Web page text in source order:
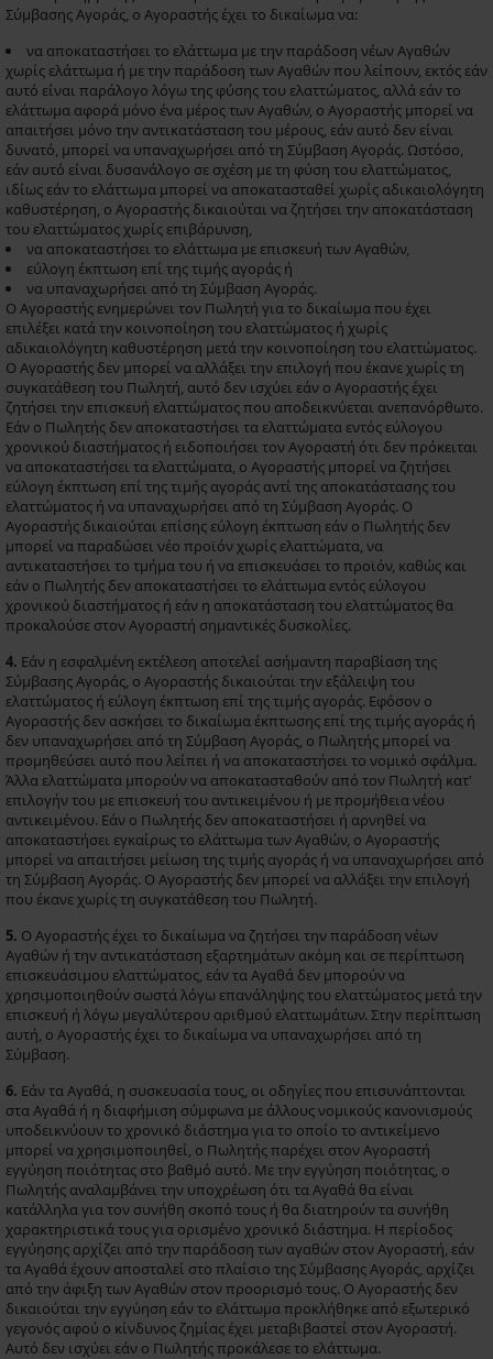
Σύμβασης Αγοράς, ο Αγοραστής έχει το δικαίωμα να:
να αποκαταστήσει το ελάττωμα με την παράδοση νέων Αγαθών
χωρίς ελάττωμα ή με την παράδοση των Αγαθών που λείπουν, εκτός εάν
αυτό είναι παράλογο λόγω της φύσης του ελαττώματος, αλλά εάν το
ελάττωμα αφορά μόνο ένα μέρος των Αγαθών, ο Αγοραστής μπορεί να
απαιτήσει μόνο την αντικατάσταση του μέρους, εάν αυτό δεν είναι
δυνατό, μπορεί να υπαναχωρήσει από τη Σύμβαση Αγοράς. Ωστόσο,
εάν αυτό είναι δυσανάλογο σε σχέση με τη φύση του ελαττώματος,
ιδίως εάν το ελάττωμα μπορεί να αποκατασταθεί χωρίς αδικαιολόγητη
καθυστέρηση, ο Αγοραστής δικαιούται να ζητήσει την αποκατάσταση
του ελαττώματος χωρίς επιβάρυνση,
να αποκαταστήσει το ελάττωμα με επισκευή των Αγαθών,
εύλογη έκπτωση επί της τιμής αγοράς ή
να υπαναχωρήσει από τη Σύμβαση Αγοράς.
Ο Αγοραστής ενημερώνει τον Πωλητή για το δικαίωμα που έχει
επιλέξει κατά την κοινοποίηση του ελαττώματος ή χωρίς
αδικαιολόγητη καθυστέρηση μετά την κοινοποίηση του ελαττώματος.
Ο Αγοραστής δεν μπορεί να αλλάξει την επιλογή που έκανε χωρίς τη
συγκατάθεση του Πωλητή, αυτό δεν ισχύει εάν ο Αγοραστής έχει
ζητήσει την επισκευή ελαττώματος που αποδεικνύεται ανεπανόρθωτο.
Εάν ο Πωλητής δεν αποκαταστήσει τα ελαττώματα εντός εύλογου
χρονικού διαστήματος ή ειδοποιήσει τον Αγοραστή ότι δεν πρόκειται
να αποκαταστήσει τα ελαττώματα, ο Αγοραστής μπορεί να ζητήσει
εύλογη έκπτωση επί της τιμής αγοράς αντί της αποκατάστασης του
ελαττώματος ή να υπαναχωρήσει από τη Σύμβαση Αγοράς. Ο
Αγοραστής δικαιούται επίσης εύλογη έκπτωση εάν ο Πωλητής δεν
μπορεί να παραδώσει νέο προϊόν χωρίς ελαττώματα, να
αντικαταστήσει το τμήμα του ή να επισκευάσει το προϊόν, καθώς και
εάν ο Πωλητής δεν αποκαταστήσει το ελάττωμα εντός εύλογου
χρονικού διαστήματος ή εάν η αποκατάσταση του ελαττώματος θα
προκαλούσε στον Αγοραστή σημαντικές δυσκολίες.
4. Εάν η εσφαλμένη εκτέλεση αποτελεί ασήμαντη παραβίαση της
Σύμβασης Αγοράς, ο Αγοραστής δικαιούται την εξάλειψη του
ελαττώματος ή εύλογη έκπτωση επί της τιμής αγοράς. Εφόσον ο
Αγοραστής δεν ασκήσει το δικαίωμα έκπτωσης επί της τιμής αγοράς ή
δεν υπαναχωρήσει από τη Σύμβαση Αγοράς, ο Πωλητής μπορεί να
προμηθεύσει αυτό που λείπει ή να αποκαταστήσει το νομικό σφάλμα.
Άλλα ελαττώματα μπορούν να αποκατασταθούν από τον Πωλητή κατ'
επιλογήν του με επισκευή του αντικειμένου ή με προμήθεια νέου
αντικειμένου. Εάν ο Πωλητής δεν αποκαταστήσει ή αρνηθεί να
αποκαταστήσει εγκαίρως το ελάττωμα των Αγαθών, ο Αγοραστής
μπορεί να απαιτήσει μείωση της τιμής αγοράς ή να υπαναχωρήσει από
τη Σύμβαση Αγοράς. Ο Αγοραστής δεν μπορεί να αλλάξει την επιλογή
που έκανε χωρίς τη συγκατάθεση του Πωλητή.
5. Ο Αγοραστής έχει το δικαίωμα να ζητήσει την παράδοση νέων
Αγαθών ή την αντικατάσταση εξαρτημάτων ακόμη και σε περίπτωση
επισκευάσιμου ελαττώματος, εάν τα Αγαθά δεν μπορούν να
χρησιμοποιηθούν σωστά λόγω επανάληψης του ελαττώματος μετά την
επισκευή ή λόγω μεγαλύτερου αριθμού ελαττωμάτων. Στην περίπτωση
αυτή, ο Αγοραστής έχει το δικαίωμα να υπαναχωρήσει από τη
Σύμβαση.
6. Εάν τα Αγαθά, η συσκευασία τους, οι οδηγίες που επισυνάπτονται
στα Αγαθά ή η διαφήμιση σύμφωνα με άλλους νομικούς κανονισμούς
υποδεικνύουν το χρονικό διάστημα για το οποίο το αντικείμενο
μπορεί να χρησιμοποιηθεί, ο Πωλητής παρέχει στον Αγοραστή
εγγύηση ποιότητας στο βαθμό αυτό. Με την εγγύηση ποιότητας, ο
Πωλητής αναλαμβάνει την υποχρέωση ότι τα Αγαθά θα είναι
κατάλληλα για τον συνήθη σκοπό τους ή θα διατηρούν τα συνήθη
χαρακτηριστικά τους για ορισμένο χρονικό διάστημα. Η περίοδος
εγγύησης αρχίζει από την παράδοση των αγαθών στον Αγοραστή, εάν
τα Αγαθά έχουν αποσταλεί στο πλαίσιο της Σύμβασης Αγοράς, αρχίζει
από την άφιξη των Αγαθών στον προορισμό τους. Ο Αγοραστής δεν
δικαιούται την εγγύηση εάν το ελάττωμα προκλήθηκε από εξωτερικό
γεγονός αφού ο κίνδυνος ζημίας έχει μεταβιβαστεί στον Αγοραστή.
Αυτό δεν ισχύει εάν ο Πωλητής προκάλεσε το ελάττωμα.